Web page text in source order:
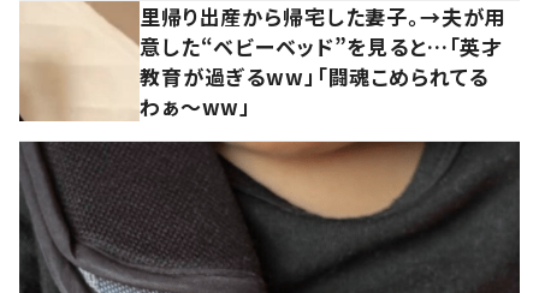
里帰り出産から帰宅した妻子。→夫が用
意した“ベビーベッド”を見ると…「英才
教育が過ぎるww」「闘魂こめられてる
わぁ～ww」